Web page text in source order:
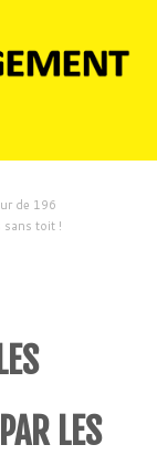
de 196
sans toit !
LES